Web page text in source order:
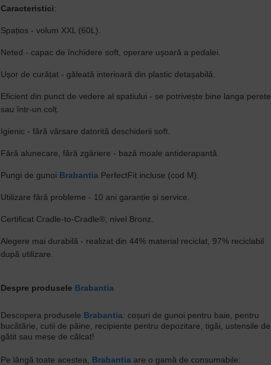
Caracteristici:
Spațios - volum XXL (60L).
Neted - capac de închidere soft, operare ușoară a pedalei.
Ușor de curățat - găleată interioară din plastic detașabilă.
Eficient din punct de vedere al spatiului - se potrivește bine langa perete
sau într-un colț.
Igienic - fără vărsare datorită deschiderii soft.
Fără alunecare, fără zgâriere - bază moale antiderapantă.
Pungi de gunoi Brabantia PerfectFit incluse (cod M).
Utilizare fără probleme - 10 ani garanție și service.
Certificat Cradle-to-Cradle®, nivel Bronz.
Alegere mai durabilă - realizat din 44% material reciclat, 97% reciclabil
după utilizare.
Despre produsele Brabantia
Descopera produsele Brabantia: coșuri de gunoi pentru baie, pentru
bucătărie, cutii de pâine, recipiente pentru depozitare, tigăi, ustensile de
gătit sau mese de călcat!
Pe lângă toate acestea, Brabantia are o gamă de consumabile: